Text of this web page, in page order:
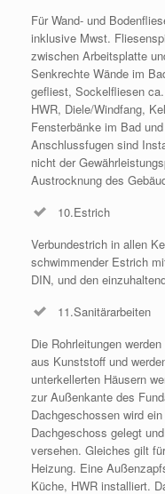
Für Wand- und
inklusive Mwst.
zwischen Arbeitsplatte
Senkrechte Wände im
gefliest, Sockelfliesen
HWR, Diele/Windfang,
Fensterbänke im Bad
Anschlussfugen sind
nicht der
Austrocknung des
10.Estrich
Verbundestrich in allen
schwimmender Estrich
DIN, und den
11.Sanitärarbeiten
Die Rohrleitungen
aus Kunststoff und
unterkellerten Häusern
zur Außenkante des
Dachgeschossen wird
Dachgeschoss gelegt
versehen. Gleiches gilt
Heizung. Eine
Küche, HWR installiert.